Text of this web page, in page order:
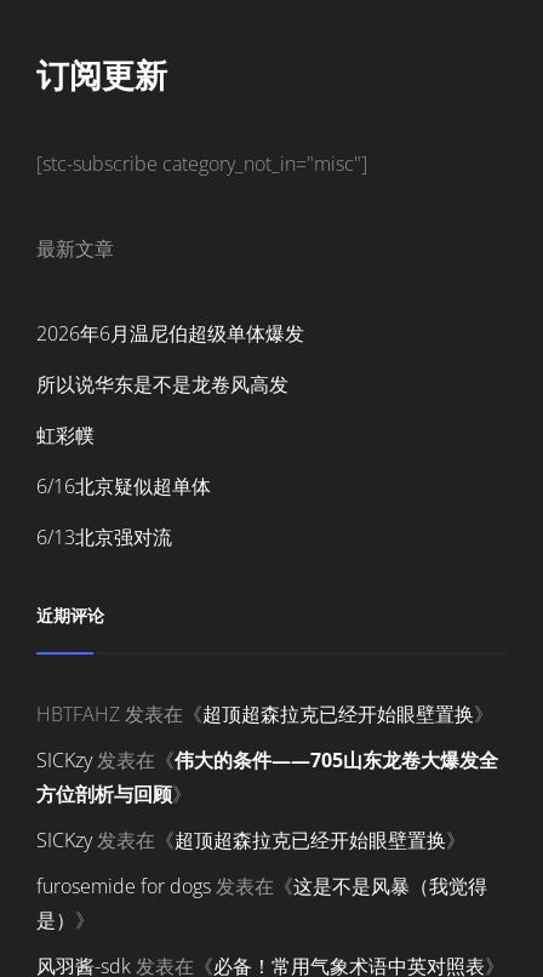
订阅更新
[stc-subscribe category_not_in="misc"]
最新文章
2026年6月温尼伯超级单体爆发
所以说华东是不是龙卷风高发
虹彩幞
6/16北京疑似超单体
6/13北京强对流
近期评论
HBTFAHZ发表在《超顶超森拉克已经开始眼壁置换》
SICKzy发表在《伟大的条件——705山东龙卷大爆发全
方位剖析与回顾》
SICKzy发表在《超顶超森拉克已经开始眼壁置换》
furosemide for dogs发表在《这是不是风暴（我觉得
是） 》
风羽酱-sdk发表在《必备！常用气象术语中英对照表》